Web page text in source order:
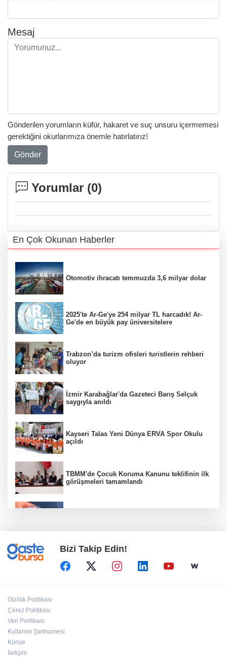
Mesaj
Gönderilen yorumların küfür, hakaret ve suç unsuru içermemesi
gerektiğini okurlarımıza önemle hatırlatırız!
Gönder
Yorumlar (0)
En Çok Okunan Haberler
Otomotiv ihracatı temmuzda 3,6 milyar dolar
2025'te Ar-Ge'ye 254 milyar TL harcadık! Ar-
Ge'de en büyük pay üniversitelere
Trabzon’da turizm ofisleri turistlerin rehberi
oluyor
İzmir Karabağlar'da Gazeteci Barış Selçuk
saygıyla anıldı
Kayseri Talas Yeni Dünya ERVA Spor Okulu
açıldı
TBMM'de Çocuk Koruma Kanunu teklifinin ilk
görüşmeleri tamamlandı
Bizi Takip Edin!
Gizlilik Politikası
Çerez Politikası
Veri Politikası
Kullanım Şartnamesi
Künye
İletişim